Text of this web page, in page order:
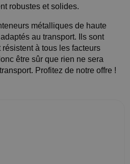
robustes et solides.
métalliques de haute
au transport. Ils sont
à tous les facteurs
être sûr que rien ne sera
Profitez de notre offre !